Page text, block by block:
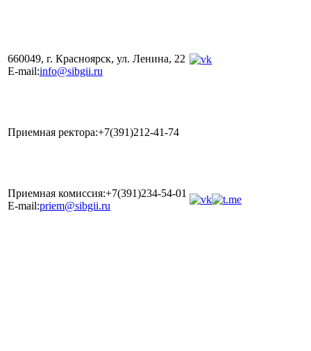
660049, г. Красноярск, ул. Ленина, 22
E-mail:info@sibgii.ru
Приемная ректора:+7(391)212-41-74
Приемная комиссия:+7(391)234-54-01
E-mail:priem@sibgii.ru